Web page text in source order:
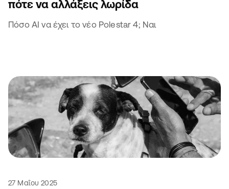
πότε να αλλάξεις λωρίδα
Πόσο AI να έχει το νέο Polestar 4; Ναι
27 Μαΐου 2025